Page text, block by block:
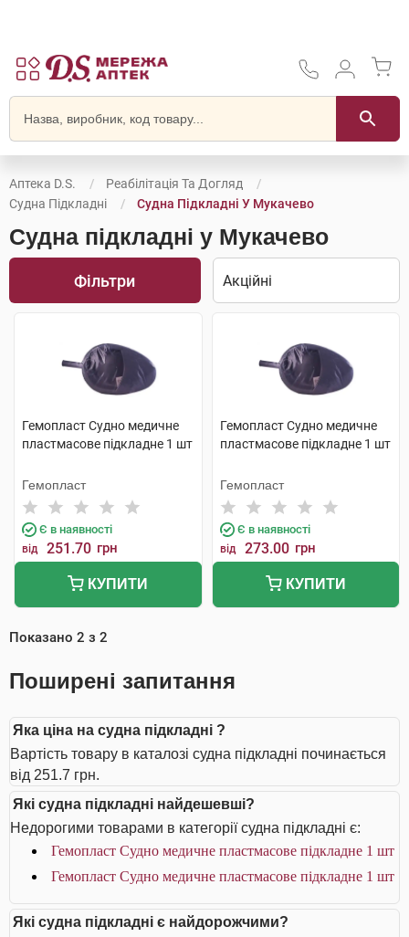
Аптека D.S.
Реабілітація Та Догляд
Судна Підкладні
Судна Підкладні У Мукачево
Судна підкладні у Мукачево
Фільтри
Гемопласт Судно медичне
пластмасове підкладне 1 шт
Гемопласт
Є в наявності
від 251.70 грн
КУПИТИ
Гемопласт Судно медичне
пластмасове підкладне 1 шт
Гемопласт
Є в наявності
від 273.00 грн
КУПИТИ
Показано 2 з 2
Поширені запитання
Яка ціна на судна підкладні ?
Вартість товару в каталозі судна підкладні починається
від 251.7 грн.
Які судна підкладні найдешевші?
Недорогими товарами в категорії судна підкладні є:
Гемопласт Судно медичне пластмасове підкладне 1 шт
Гемопласт Судно медичне пластмасове підкладне 1 шт
Які судна підкладні є найдорожчими?